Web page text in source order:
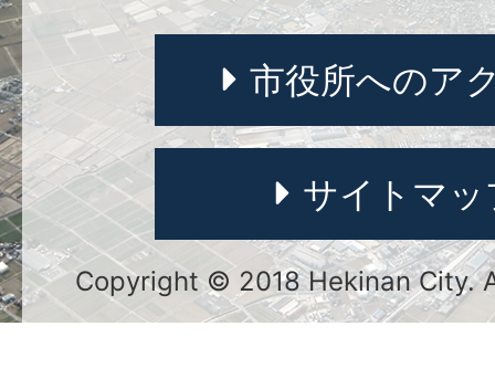
市役所へのア
サイトマッ
Copyright © 2018 Hekinan City.